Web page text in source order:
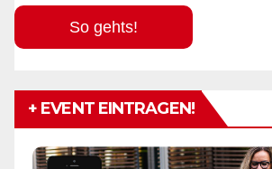
So gehts!
+ EVENT EINTRAGEN!